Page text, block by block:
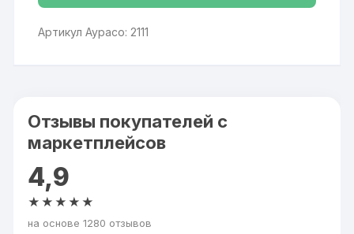
Артикул Аурасо: 2111
Отзывы покупателей с
маркетплейсов
4,9
★★★★★
на основе 1280 отзывов